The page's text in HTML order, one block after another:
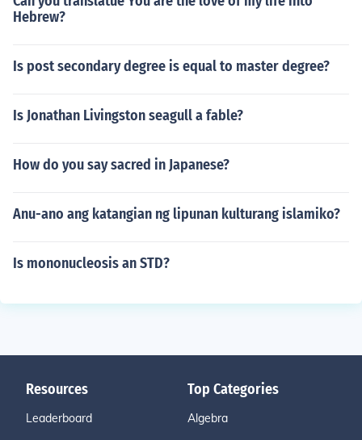
Hebrew?
Is post secondary degree is equal to master degree?
Is Jonathan Livingston seagull a fable?
How do you say sacred in Japanese?
Anu-ano ang katangian ng lipunan kulturang islamiko?
Is mononucleosis an STD?
Resources
Leaderboard
Top Categories
Algebra